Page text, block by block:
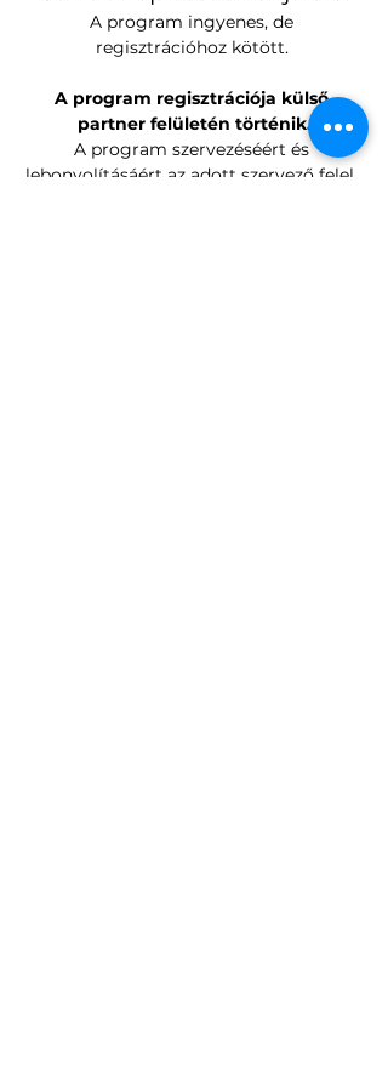
A program ingyenes, de
regisztrációhoz kötött.
A program regisztrációja külső
partner felületén történik.
A program szervezéséért és
lebonyolításáért az adott szervező felel,